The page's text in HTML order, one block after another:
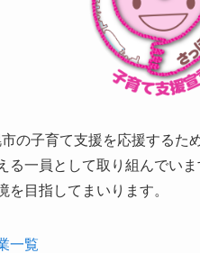
の子育て支援を応援するた
る一員として取り組んでい
を目指してまいります。
一覧